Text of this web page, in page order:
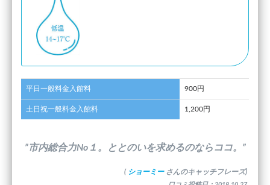
平日一般料金入館料 900円
土日祝一般料金入館料 1,200円
”市内総合力No１。ととのいを求めるのならココ。”
( ショーミー さんのキャッチフレーズ)